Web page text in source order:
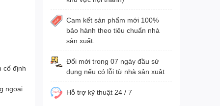
cố định
ngoại
Cam kết sản phẩm mới 100%
bảo hành theo tiêu chuẩn nhà
sản xuất.
Đổi mới trong 07 ngày đầu sử
dụng nếu có lỗi từ nhà sản xuât
Hỗ trợ kỹ thuật 24 / 7